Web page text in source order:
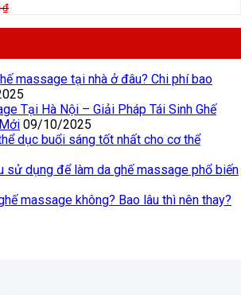
₫
massage tại nhà ở đâu? Chi phí bao
Tại Hà Nội – Giải Pháp Tái Sinh Ghế
09/10/2025
dục buổi sáng tốt nhất cho cơ thể
sử dụng để làm da ghế massage phổ biến
massage không? Bao lâu thì nên thay?